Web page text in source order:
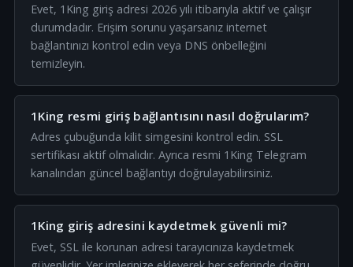
Evet, 1King giriş adresi 2026 yılı itibarıyla aktif ve çalışır
durumdadır. Erişim sorunu yaşarsanız internet
bağlantınızı kontrol edin veya DNS önbelleğini
temizleyin.
1King resmi giriş bağlantısını nasıl doğrularım?
Adres çubuğunda kilit simgesini kontrol edin. SSL
sertifikası aktif olmalıdır. Ayrıca resmi 1King Telegram
kanalından güncel bağlantıyı doğrulayabilirsiniz.
1King giriş adresini kaydetmek güvenli mi?
Evet, SSL ile korunan adresi tarayıcınıza kaydetmek